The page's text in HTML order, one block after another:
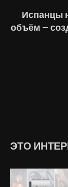
Испанцы
объём —
ЭТО